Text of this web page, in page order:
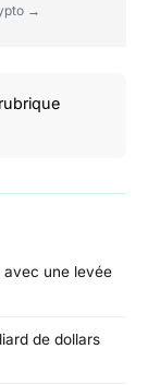
→
avec une levée
de dollars